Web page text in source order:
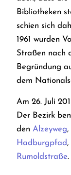
Bibliotheken
schien sich
1961 wurden
Straßen nach
Begründung
dem
Am 26. Juli
Der Bezirk
den Alzeyweg
Hadburgpfad ,
Rumoldstraße.